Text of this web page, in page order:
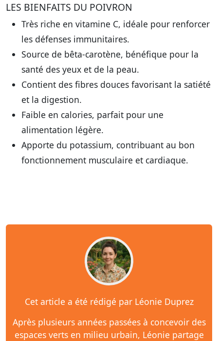
LES BIENFAITS DU POIVRON
Très riche en vitamine C, idéale pour renforcer
les défenses immunitaires.
Source de bêta-carotène, bénéfique pour la
santé des yeux et de la peau.
Contient des fibres douces favorisant la satiété
et la digestion.
Faible en calories, parfait pour une
alimentation légère.
Apporte du potassium, contribuant au bon
fonctionnement musculaire et cardiaque.
Cet article a été rédigé par Léonie Duprez
Après plusieurs années passées à concevoir des
espaces verts en milieu urbain, Léonie partage